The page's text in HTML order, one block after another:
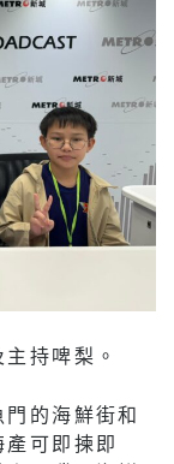
持啤梨。
的海鮮街和
可即揀即